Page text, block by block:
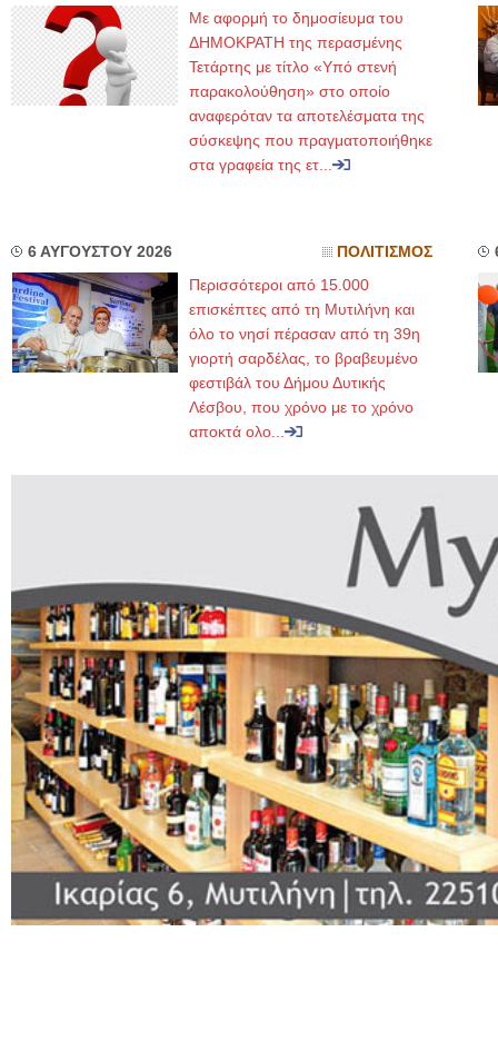
Με αφορμή το δημοσίευμα του
ΔΗΜΟΚΡΑΤΗ της περασμένης
Τετάρτης με τίτλο «Υπό στενή
παρακολούθηση» στο οποίο
αναφερόταν τα αποτελέσματα της
σύσκεψης που πραγματοποιήθηκε
στα γραφεία της ετ...
6 ΑΥΓΟΥΣΤΟΥ 2026 ΠΟΛΙΤΙΣΜΟΣ
Περισσότεροι από 15.000
επισκέπτες από τη Μυτιλήνη και
όλο το νησί πέρασαν από τη 39η
γιορτή σαρδέλας, το βραβευμένο
φεστιβάλ του Δήμου Δυτικής
Λέσβου, που χρόνο με το χρόνο
αποκτά ολο...